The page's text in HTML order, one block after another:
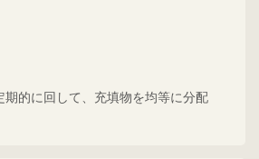
期的に回して、充填物を均等に分配